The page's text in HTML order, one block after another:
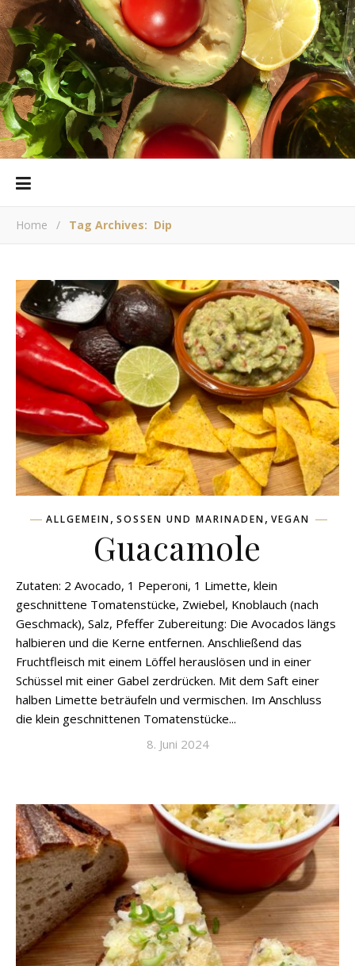
Home / Tag Archives: Dip
ALLGEMEIN, SOSSEN UND MARINADEN , VEGAN
Guacamole
Zutaten: 2 Avocado, 1 Peperoni, 1 Limette, klein
geschnittene Tomatenstücke, Zwiebel, Knoblauch (nach
Geschmack), Salz, Pfeffer Zubereitung: Die Avocados längs
halbieren und die Kerne entfernen. Anschließend das
Fruchtfleisch mit einem Löffel herauslösen und in einer
Schüssel mit einer Gabel zerdrücken. Mit dem Saft einer
halben Limette beträufeln und vermischen. Im Anschluss
die klein geschnittenen Tomatenstücke...
8. Juni 2024